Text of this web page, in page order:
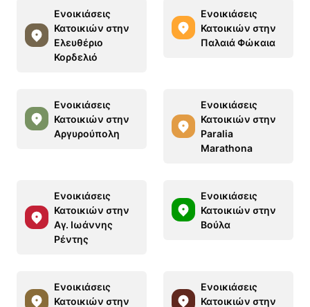
Ενοικιάσεις
Κατοικιών στην
Ελευθέριο
Κορδελιό
Ενοικιάσεις
Κατοικιών στην
Παλαιά Φώκαια
Ενοικιάσεις
Κατοικιών στην
Αργυρούπολη
Ενοικιάσεις
Κατοικιών στην
Paralia
Marathona
Ενοικιάσεις
Κατοικιών στην
Αγ. Ιωάννης
Ρέντης
Ενοικιάσεις
Κατοικιών στην
Βούλα
Ενοικιάσεις
Κατοικιών στην
Ενοικιάσεις
Κατοικιών στην